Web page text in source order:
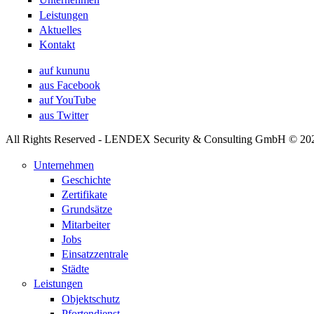
Leistungen
Aktuelles
Kontakt
auf kununu
aus Facebook
auf YouTube
aus Twitter
All Rights Reserved - LENDEX Security & Consulting GmbH ©
Unternehmen
Geschichte
Zertifikate
Grundsätze
Mitarbeiter
Jobs
Einsatzzentrale
Städte
Leistungen
Objektschutz